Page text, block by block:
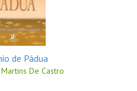
de Pádua
De Castro